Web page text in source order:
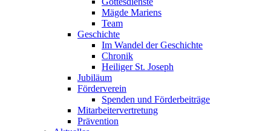
Mägde Mariens
Team
Geschichte
Im Wandel der Geschichte
Chronik
Heiliger St. Joseph
Jubiläum
Förderverein
Spenden und Förderbeiträge
Mitarbeitervertretung
Prävention